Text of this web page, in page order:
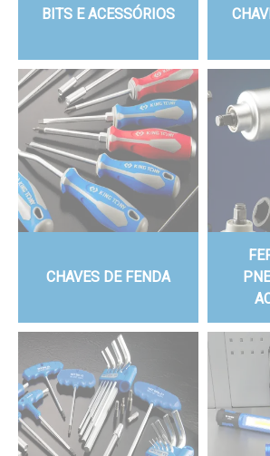
BITS E ACESSÓRIOS
CHAVES DE FENDA